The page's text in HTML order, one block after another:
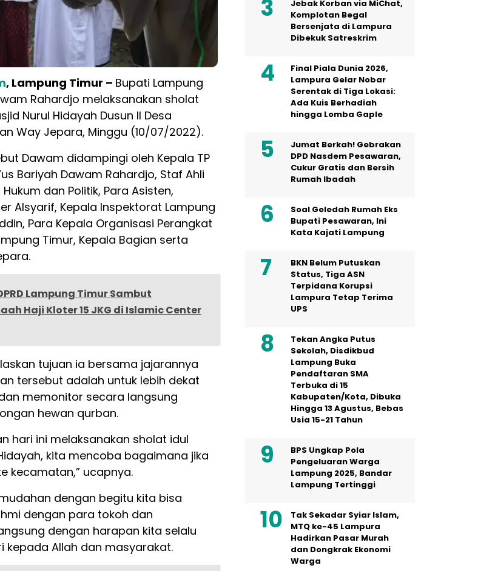
, Lampung Timur – Bupati Lampung
Rahardjo melaksanakan sholat
Nurul Hidayah Dusun II Desa
Way Jepara, Minggu (10/07/2022).
Dawam didampingi oleh Kepala TP
Bariyah Dawam Rahardjo, Staf Ahli
dan Politik, Para Asisten,
Alsyarif, Kepala Inspektorat Lampung
Para Kepala Organisasi Perangkat
Timur, Kepala Bagian serta
Lampung Timur Sambut
Haji Kloter 15 JKG di Islamic Center
tujuan ia bersama jajarannya
tersebut adalah untuk lebih dekat
memonitor secara langsung
hewan qurban.
hari ini melaksanakan sholat idul
kita mencoba bagaimana jika
kecamatan,” ucapnya.
dengan begitu kita bisa
dengan para tokoh dan
dengan harapan kita selalu
kepada Allah dan masyarakat.
Jebak Korban via MiChat,
Komplotan Begal
Bersenjata di Lampura
Dibekuk Satreskrim
Final Piala Dunia 2026,
Lampura Gelar Nobar
Serentak di Tiga Lokasi:
Ada Kuis Berhadiah
hingga Lomba Gaple
Jumat Berkah! Gebrakan
DPD Nasdem Pesawaran,
Cukur Gratis dan Bersih
Rumah Ibadah
Soal Geledah Rumah Eks
Bupati Pesawaran, Ini
Kata Kajati Lampung
BKN Belum Putuskan
Status, Tiga ASN
Terpidana Korupsi
Lampura Tetap Terima
UPS
Tekan Angka Putus
Sekolah, Disdikbud
Lampung Buka
Pendaftaran SMA
Terbuka di 15
Kabupaten/Kota, Dibuka
Hingga 13 Agustus, Bebas
Usia 15-21 Tahun
BPS Ungkap Pola
Pengeluaran Warga
Lampung 2025, Bandar
Lampung Tertinggi
Tak Sekadar Syiar Islam,
MTQ ke-45 Lampura
Hadirkan Pasar Murah
dan Dongkrak Ekonomi
Warga